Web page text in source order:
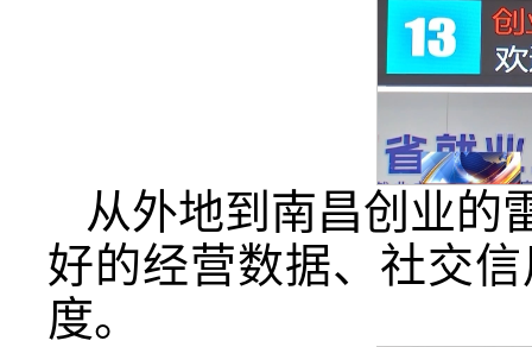
从外地到南昌创业的
好的经营数据、社交
度。